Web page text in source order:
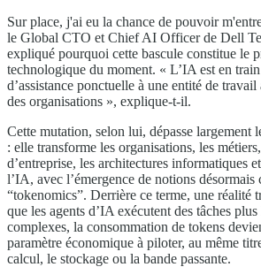
Sur place, j'ai eu la chance de pouvoir
le Global CTO et Chief AI Officer de Dell
expliqué pourquoi cette bascule constitue le
technologique du moment. « L’IA est en
d’assistance ponctuelle à une entité de
des organisations », explique-t-il.
Cette mutation, selon lui, dépasse largement
: elle transforme les organisations, les
d’entreprise, les architectures informatiques
l’IA, avec l’émergence de notions désormais
“tokenomics”. Derrière ce terme, une réalité
que les agents d’IA exécutent des tâches
complexes, la consommation de tokens
paramètre économique à piloter, au même
calcul, le stockage ou la bande passante.